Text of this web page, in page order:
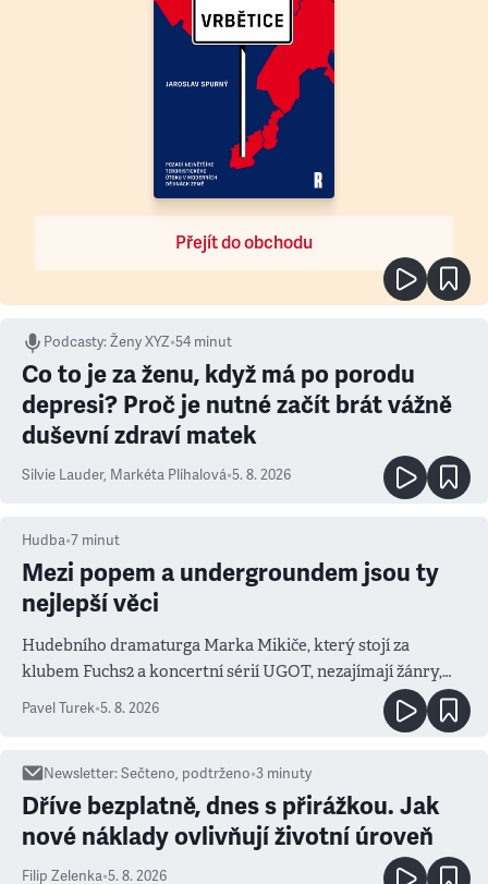
Přejít do obchodu
Podcasty:Ženy XYZ•54 minut
Co to je za ženu, když má po porodu
depresi? Proč je nutné začít brát vážně
duševní zdraví matek
Silvie Lauder, Markéta Plíhalová•5. 8. 2026
Hudba•7 minut
Mezi popem a undergroundem jsou ty
nejlepší věci
Hudebního dramaturga Marka Mikiče, který stojí za
klubem Fuchs2 a koncertní sérií UGOT, nezajímají žánry,
ale atmosféra
Pavel Turek•5. 8. 2026
Newsletter:Sečteno, podtrženo•3 minuty
Dříve bezplatně, dnes s přirážkou. Jak
nové náklady ovlivňují životní úroveň
Filip Zelenka•5. 8. 2026